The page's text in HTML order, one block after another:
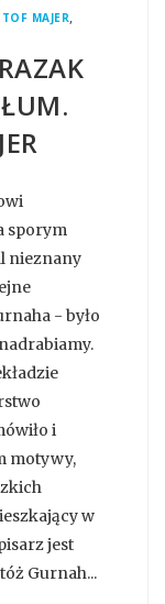
MAJER,
sporym
nieznany
- było
i
motywy,
w
jest
Gurnah...